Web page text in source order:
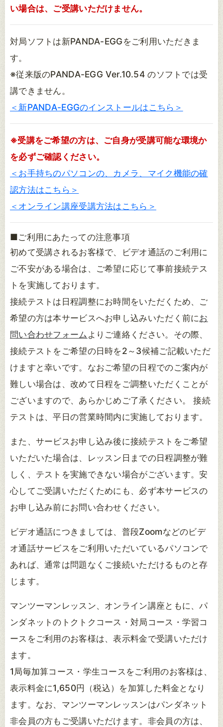
い場合は、ご受講いただけません。
対局ソフトは新PANDA-EGGをご利用いただきま
す。
※従来版のPANDA-EGG Ver.10.54 のソフトでは受
講できません。
＜新PANDA-EGGのインストールはこちら＞
※受講をご希望の方は、ご自身が受講可能な環境か
を必ずご確認ください。
＜お手持ちのパソコンの、カメラ、マイク機能の確
認方法はこちら＞
＜オンライン講座受講方法はこちら＞
■ご利用にあたっての注意事項
初めて受講されるお客様で、ビデオ通話のご利用に
ご不安がある場合は、ご希望に応じて事前接続テス
トを実施しております。
接続テストは日程調整にお時間をいただくため、ご
希望の方は本サービスへお申し込みいただく前にお
問い合わせフォームよりご連絡ください。その際、
接続テストをご希望の日時を2～3候補ご記載いただ
けますと幸いです。なおご希望の日程でのご案内が
難しい場合は、改めて日程をご調整いただくことが
ございますので、あらかじめご了承ください。 接続
テストは、平日の営業時間内に実施しております。
また、サービスお申し込み後に接続テストをご希望
いただいた場合は、レッスン日までの日程調整が難
しく、テストを実施できない場合がございます。安
心してご受講いただくためにも、必ず本サービスの
お申し込み前にお問い合わせください。
ビデオ通話につきましては、普段Zoomなどのビデ
オ通話サービスをご利用いただいているパソコンで
あれば、通常は問題なくご接続いただけるものと存
じます。
マンツーマンレッスン、オンライン講座ともに、パ
ンダネットのトクトクコース・対局コース・学習コ
ースをご利用のお客様は、表示料金で受講いただけ
ます。
1局毎加算コース・学生コースをご利用のお客様は、
表示料金に1,650円（税込）を加算した料金となり
ます。なお、マンツーマンレッスンはパンダネット
非会員の方もご受講いただけます。非会員の方は、